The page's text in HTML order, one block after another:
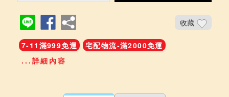
收藏
7-11滿999免運
宅配物流-滿2000免運
...詳細內容